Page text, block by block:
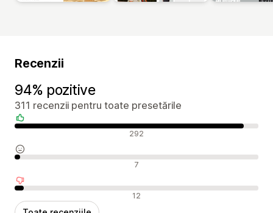
Recenzii
94% pozitive
311 recenzii pentru toate presetările
Recenzii pozitive 292
Recenzii neutre 7
Recenzii negative 12